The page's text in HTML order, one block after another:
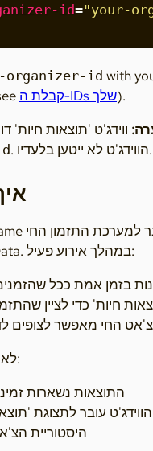
id="your-
organizer-id with
קבלת ה‑IDs שלך).
. הווידג'ט לא ייטען בלעדיו.
של SidewaysData. במהלך אירוע פעיל:
בזמן אמת ככל
חיות' כדי לציין
החי מאפשר לצופים
לאחר סיום האירוע:
התוצאות נשארות
היסטוריית